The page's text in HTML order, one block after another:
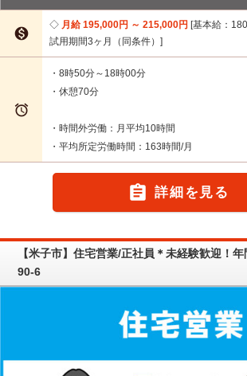

月給 195,000円 ～ 215,000円 基本給：
試用期間3ヶ月（同条件）

・8時50分～18時00分
・休憩70分
・時間外労働：月平均10時間
・平均所定労働時間：163時間/月
 詳細を見る
【米子市】住宅営業/正社員＊未経験歓迎！
90-6